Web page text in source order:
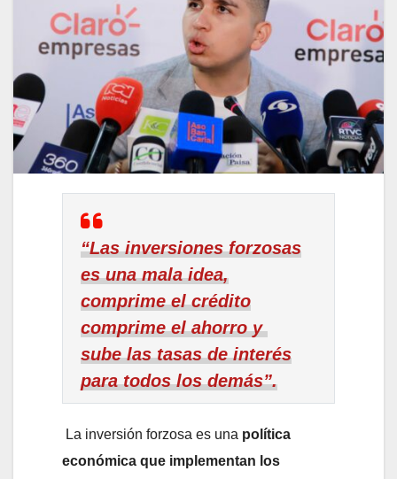
“Las inversiones forzosas
es una mala idea,
comprime el crédito
comprime el ahorro y
sube las tasas de interés
para todos los demás”.
La inversión forzosa es una política
económica que implementan los